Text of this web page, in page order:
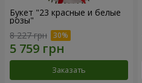
Букет "23 красные и белые
розы"
8 227 грн
Заказать